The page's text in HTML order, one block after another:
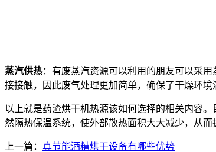
蒸汽供热：有废蒸汽资源可以利用的朋友可以采
接接触，因此废气处理更加简单，确保了干燥环境
以上就是药渣烘干机热源该如何选择的相关内容
然隔热保温系统，使外部散热面积大大减少，从
上一篇： 真节能酒糟烘干设备有哪些优势